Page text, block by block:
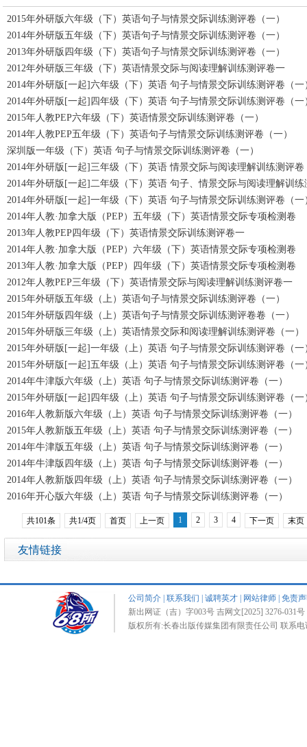
2015年外研版六年级（下）英语句子与情景交际训练测评卷（一）
2014年外研版五年级（下）英语句子与情景交际训练测评卷（一）
2013年外研版四年级（下）英语句子与情景交际训练测评卷（一）
2012年外研版三年级（下）英语情景交际与阅读理解训练测评卷一
2014年外研版[一起]六年级（下）英语 句子与情景交际训练测评卷（一
2014年外研版[一起]四年级（下）英语 句子与情景交际训练测评卷（一
2015年人教PEP六年级（下）英语情景交际训练测评卷（一）
2014年人教PEP五年级（下）英语句子与情景交际训练测评卷（一）
深圳版一年级（下）英语 句子与情景交际训练测评卷（一）
2014年外研版[一起]三年级（下）英语 情景交际与阅读理解训练测评卷
2014年外研版[一起]二年级（下）英语 句子、情景交际与阅读理解训
2014年外研版[一起]一年级（下）英语 句子与情景交际训练测评卷（一
2014年人教·加拿大版（PEP）五年级（下）英语情景交际专项检测卷
2013年人教PEP四年级（下）英语情景交际训练测评卷一
2014年人教·加拿大版（PEP）六年级（下）英语情景交际专项检测卷
2013年人教·加拿大版（PEP）四年级（下）英语情景交际专项检测卷
2012年人教PEP三年级（下）英语情景交际与阅读理解训练测评卷一
2015年外研版五年级（上）英语句子与情景交际训练测评卷（一）
2015年外研版四年级（上）英语句子与情景交际训练测评卷卷（一）
2015年外研版三年级（上）英语情景交际和阅读理解训练测评卷（一）
2015年外研版[一起]一年级（上）英语 句子与情景交际训练测评卷（一
2015年外研版[一起]五年级（上）英语 句子与情景交际训练测评卷（一
2014年牛津版六年级（上）英语 句子与情景交际训练测评卷（一）
2015年外研版[一起]四年级（上）英语 句子与情景交际训练测评卷（一
2016年人教新版六年级（上）英语 句子与情景交际训练测评卷（一）
2015年人教新版五年级（上）英语 句子与情景交际训练测评卷（一）
2014年牛津版五年级（上）英语 句子与情景交际训练测评卷（一）
2014年牛津版四年级（上）英语 句子与情景交际训练测评卷（一）
2014年人教新版四年级（上）英语 句子与情景交际训练测评卷（一）
2016年开心版六年级（上）英语 句子与情景交际训练测评卷（一）
共101条 共1/4页 首页 上一页 1 2 3 4 下一页 末页
友情链接
公司简介 联系我们 诚聘英才 网站律师 免责
新出网证（吉）字003号 吉网文[2025] 3276-031
版权所有:长春出版传媒集团有限责任公司 联系电